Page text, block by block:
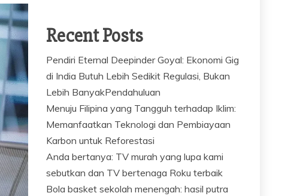
Recent Posts
Pendiri Eternal Deepinder Goyal: Ekonomi Gig
di India Butuh Lebih Sedikit Regulasi, Bukan
Lebih BanyakPendahuluan
Menuju Filipina yang Tangguh terhadap Iklim:
Memanfaatkan Teknologi dan Pembiayaan
Karbon untuk Reforestasi
Anda bertanya: TV murah yang lupa kami
sebutkan dan TV bertenaga Roku terbaik
Bola basket sekolah menengah: hasil putra